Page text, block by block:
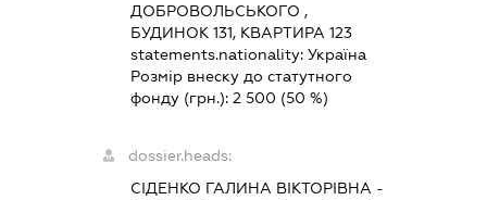
ДОБРОВОЛЬСЬКОГО ,
БУДИНОК 131, КВАРТИРА 123
statements.nationality: Україна
Розмір внеску до статутного
фонду (грн.): 2 500 (50 %)
dossier.heads:
СІДЕНКО ГАЛИНА ВІКТОРІВНА -